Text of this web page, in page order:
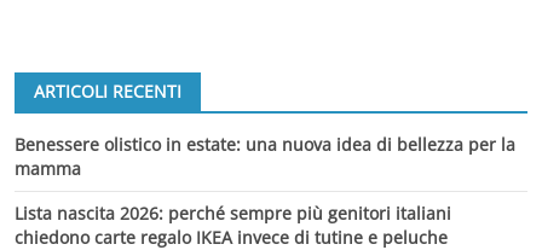
ARTICOLI RECENTI
Benessere olistico in estate: una nuova idea di bellezza per la
mamma
Lista nascita 2026: perché sempre più genitori italiani
chiedono carte regalo IKEA invece di tutine e peluche